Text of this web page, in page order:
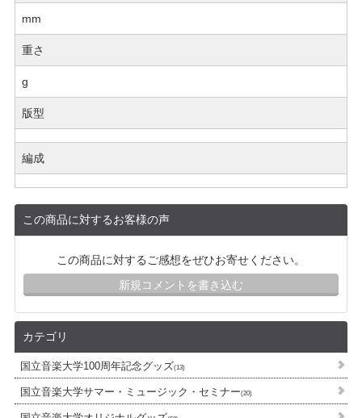
カテゴリ
国立音楽大学100周年記念グッズ(13)
国立音楽大学サマー・ミュージック・セミナー(20)
mm
重さ
g
版型
編成
この商品に対するお客様の声
この商品に対するご感想をぜひお寄せください。
新規コメントを書き込む